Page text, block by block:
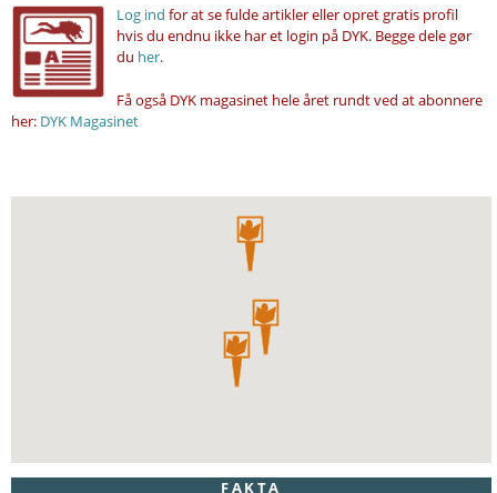
Log ind for at se fulde artikler eller opret gratis profil
hvis du endnu ikke har et login på DYK. Begge dele gør
du her.
Få også DYK magasinet hele året rundt ved at abonnere
her: DYK Magasinet
FAKTA